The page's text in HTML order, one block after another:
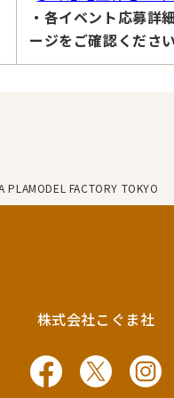
・各イベント応募詳
ージをご確認ください
FACTORY TOKYO
株式会社こぐま社